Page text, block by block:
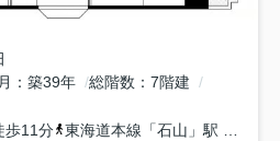
築39年 総階数
7階建
歩11分 東海道本線 「石山 」駅 徒歩33分